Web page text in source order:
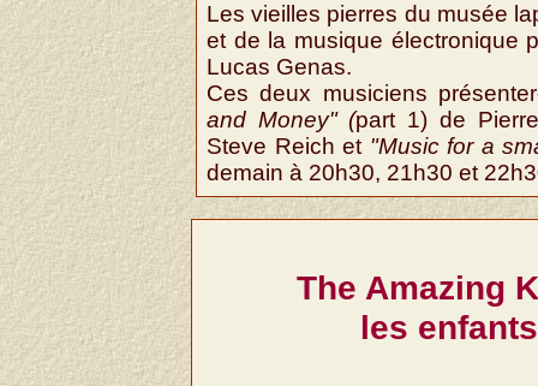
Les vieilles pierres du musée
et de la musique électronique
Lucas Genas.
Ces deux musiciens
and Money" (part 1) de
Steve Reich et"Music for a
demain à 20h30, 21h30 et
The Amazing
les